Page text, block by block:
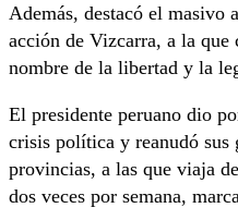
Además, destacó el masivo
acción de Vizcarra, a la
nombre de la libertad y la
El presidente peruano dio
crisis política y reanudó sus
provincias, a las que viaja
dos veces por semana,